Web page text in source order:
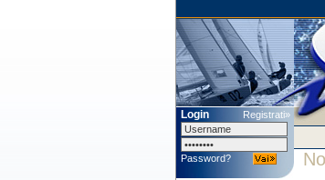
Login Registrati»
Password?